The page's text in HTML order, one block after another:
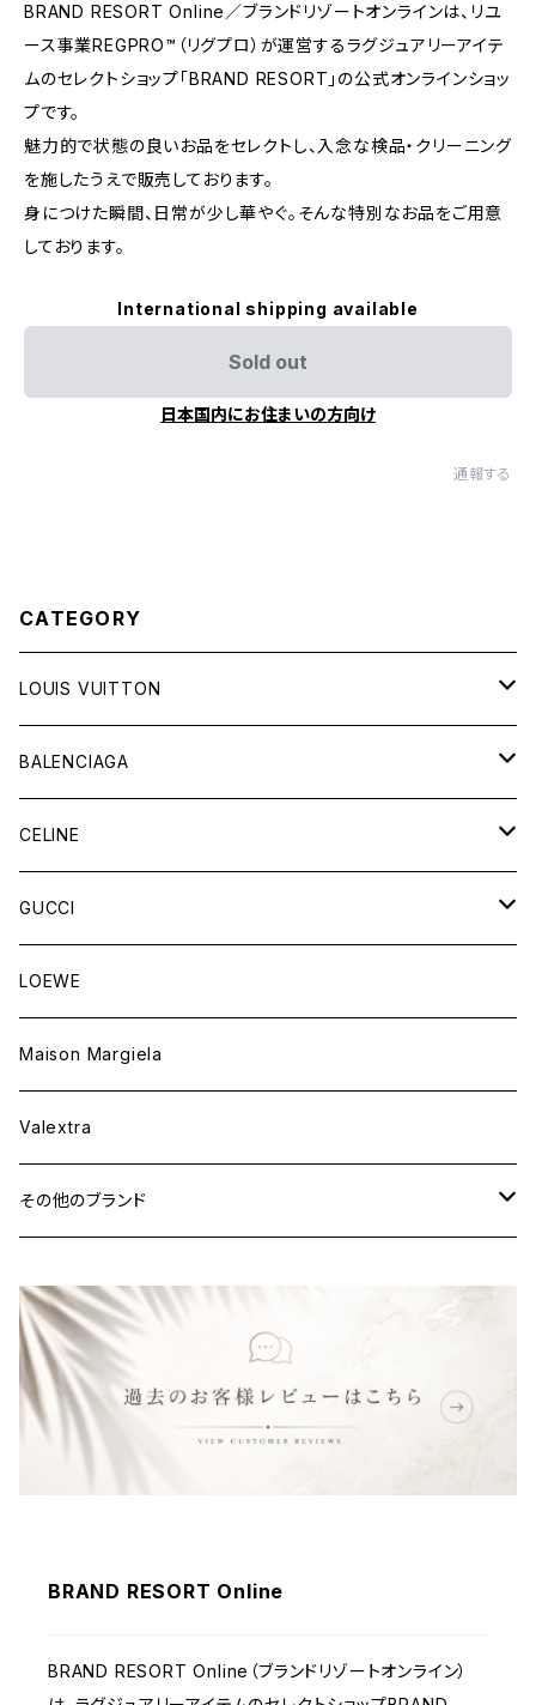
BRAND RESORT Online／ブランドリゾートオンラインは、リユ
ース事業REGPRO™（リグプロ）が運営するラグジュアリーアイテ
ムのセレクトショップ「BRAND RESORT」の公式オンラインショッ
プです。
魅力的で状態の良いお品をセレクトし、入念な検品・クリーニング
を施したうえで販売しております。
身につけた瞬間、日常が少し華やぐ。そんな特別なお品をご用意
しております。
International shipping available
Sold out
日本国内にお住まいの方向け
通報する
CATEGORY
LOUIS VUITTON
バッグ
財布&小物
ウェア
BALENCIAGA
バッグ
財布&小物
ウェア
CELINE
バッグ
財布&小物
ウェア
GUCCI
バッグ
財布&小物
ウェア
LOEWE
Maison Margiela
Valextra
その他のブランド
財布&小物
ウェア
BRAND RESORT Online
BRAND RESORT Online（ブランドリゾートオンライン）